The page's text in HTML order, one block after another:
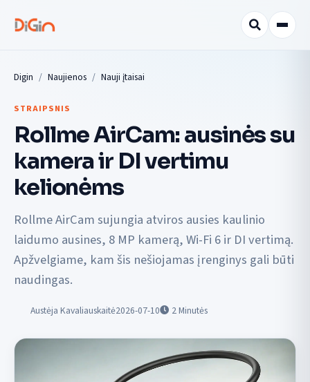
Digin Naujienos Nauji įtaisai
STRAIPSNIS
Rollme AirCam: ausinės su
kamera ir DI vertimu
kelionėms
Rollme AirCam sujungia atviros ausies kaulinio
laidumo ausines, 8 MP kamerą, Wi-Fi 6 ir DI vertimą.
Apžvelgiame, kam šis nešiojamas įrenginys gali būti
naudingas.
Austėja Kavaliauskaitė2026-07-10 2Minutės